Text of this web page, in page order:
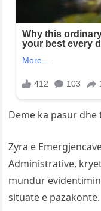
Deme ka pasur
Zyra e
Administrative,
mundur
situatë e pazakontë.